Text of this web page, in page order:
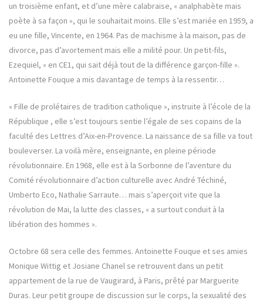
un troisième enfant, et d’une mère calabraise, « analphabète mais
poète à sa façon », qui le souhaitait moins. Elle s’est mariée en 1959, a
eu une fille, Vincente, en 1964. Pas de machisme à la maison, pas de
divorce, pas d’avortement mais elle a milité pour. Un petit-fils,
Ezequiel, « en CE1, qui sait déjà tout de la différence garçon-fille ».
Antoinette Fouque a mis davantage de temps à la ressentir…
« Fille de prolétaires de tradition catholique », instruite à l’école de la
République , elle s’est toujours sentie l’égale de ses copains de la
faculté des Lettres d’Aix-en-Provence. La naissance de sa fille va tout
bouleverser. La voilà mère, enseignante, en pleine période
révolutionnaire. En 1968, elle est à la Sorbonne de l’aventure du
Comité révolutionnaire d’action culturelle avec André Téchiné,
Umberto Eco, Nathalie Sarraute… mais s’aperçoit vite que la
révolution de Mai, la lutte des classes, « a surtout conduit à la
libération des hommes ».
Octobre 68 sera celle des femmes. Antoinette Fouque et ses amies
Monique Wittig et Josiane Chanel se retrouvent dans un petit
appartement de la rue de Vaugirard, à Paris, prêté par Marguerite
Duras. Leur petit groupe de discussion sur le corps, la sexualité des